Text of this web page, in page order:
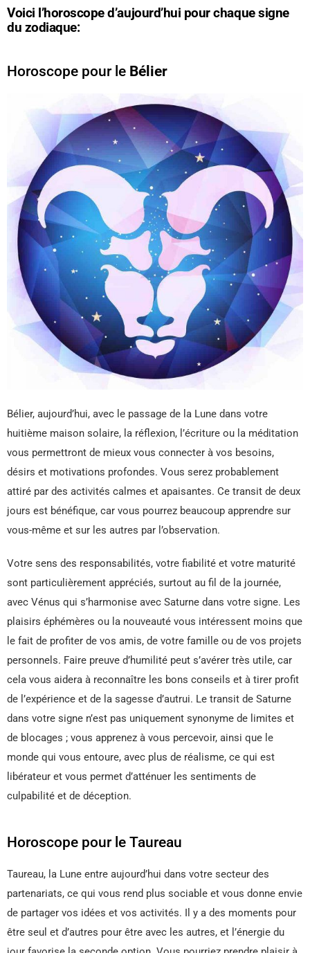
Voici l’horoscope d’aujourd’hui pour chaque signe
du zodiaque:
Horoscope pour le Bélier
Bélier, aujourd’hui, avec le passage de la Lune dans votre
huitième maison solaire, la réflexion, l’écriture ou la méditation
vous permettront de mieux vous connecter à vos besoins,
désirs et motivations profondes. Vous serez probablement
attiré par des activités calmes et apaisantes. Ce transit de deux
jours est bénéfique, car vous pourrez beaucoup apprendre sur
vous-même et sur les autres par l’observation.
Votre sens des responsabilités, votre fiabilité et votre maturité
sont particulièrement appréciés, surtout au fil de la journée,
avec Vénus qui s’harmonise avec Saturne dans votre signe. Les
plaisirs éphémères ou la nouveauté vous intéressent moins que
le fait de profiter de vos amis, de votre famille ou de vos projets
personnels. Faire preuve d’humilité peut s’avérer très utile, car
cela vous aidera à reconnaître les bons conseils et à tirer profit
de l’expérience et de la sagesse d’autrui. Le transit de Saturne
dans votre signe n’est pas uniquement synonyme de limites et
de blocages ; vous apprenez à vous percevoir, ainsi que le
monde qui vous entoure, avec plus de réalisme, ce qui est
libérateur et vous permet d’atténuer les sentiments de
culpabilité et de déception.
Horoscope pour le Taureau
Taureau, la Lune entre aujourd’hui dans votre secteur des
partenariats, ce qui vous rend plus sociable et vous donne envie
de partager vos idées et vos activités. Il y a des moments pour
être seul et d’autres pour être avec les autres, et l’énergie du